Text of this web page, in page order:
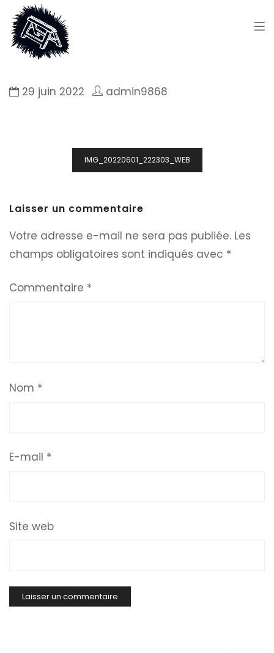
29 juin 2022 admin9868
IMG_20220601_222303_WEB
Laisser un commentaire
Votre adresse e-mail ne sera pas publiée. Les
champs obligatoires sont indiqués avec *
Commentaire *
Nom *
E-mail *
Site web